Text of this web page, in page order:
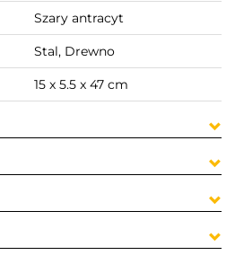
Szary antracyt
Stal, Drewno
15 x 5.5 x 47 cm